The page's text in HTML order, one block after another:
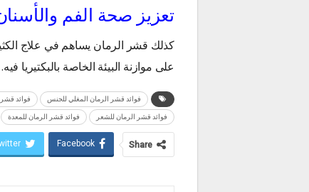
تعزيز صحة الفم
كذلك قشر الرمان يساهم في علاج
على موازنة البيئة الخاصة بالبكتيريا فيه.
فوائد قشر الرمان المغلي للجنس فوائد
فوائد قشر الرمان للشعر فوائد قشر الرمان للمعدة
Share
Facebook